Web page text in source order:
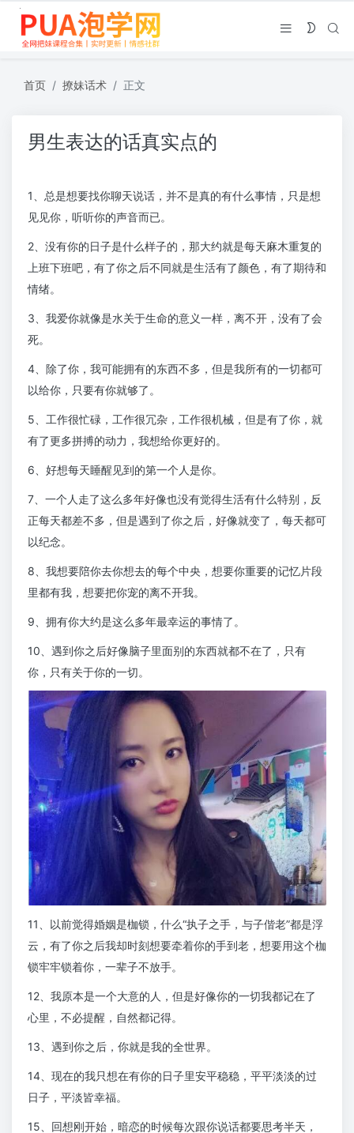
首页 撩妹话术 正文
男生表达的话真实点的
1、总是想要找你聊天说话，并不是真的有什么事情，只是想
见见你，听听你的声音而已。
2、没有你的日子是什么样子的，那大约就是每天麻木重复的
上班下班吧，有了你之后不同就是生活有了颜色，有了期待和
情绪。
3、我爱你就像是水关于生命的意义一样，离不开，没有了会
死。
4、除了你，我可能拥有的东西不多，但是我所有的一切都可
以给你，只要有你就够了。
5、工作很忙碌，工作很冗杂，工作很机械，但是有了你，就
有了更多拼搏的动力，我想给你更好的。
6、好想每天睡醒见到的第一个人是你。
7、一个人走了这么多年好像也没有觉得生活有什么特别，反
正每天都差不多，但是遇到了你之后，好像就变了，每天都可
以纪念。
8、我想要陪你去你想去的每个中央，想要你重要的记忆片段
里都有我，想要把你宠的离不开我。
9、拥有你大约是这么多年最幸运的事情了。
10、遇到你之后好像脑子里面别的东西就都不在了，只有
你，只有关于你的一切。
11、以前觉得婚姻是枷锁，什么“执子之手，与子偕老”都是浮
云，有了你之后我却时刻想要牵着你的手到老，想要用这个枷
锁牢牢锁着你，一辈子不放手。
12、我原本是一个大意的人，但是好像你的一切我都记在了
心里，不必提醒，自然都记得。
13、遇到你之后，你就是我的全世界。
14、现在的我只想在有你的日子里安平稳稳，平平淡淡的过
日子，平淡皆幸福。
15、回想刚开始，暗恋的时候每次跟你说话都要思考半天，